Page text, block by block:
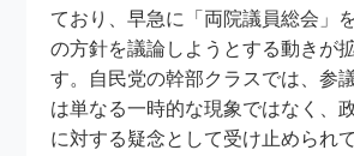
ており、早急に「両院議員総会」
の方針を議論しようとする動きが
す。自民党の幹部クラスでは、参
は単なる一時的な現象ではなく、
に対する疑念として受け止められ